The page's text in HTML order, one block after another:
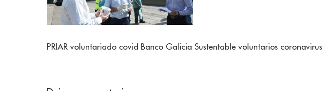
PRIAR voluntariado covid Banco Galicia Sustentable voluntarios coronavirus